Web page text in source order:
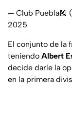
— Club Puebla🎽
2025
El conjunto de la
teniendo Albert
decide darle la
en la primera